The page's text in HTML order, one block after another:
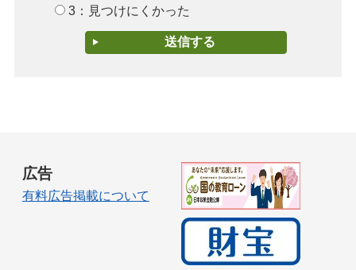
3：見つけにくかった
広告
有料広告掲載について